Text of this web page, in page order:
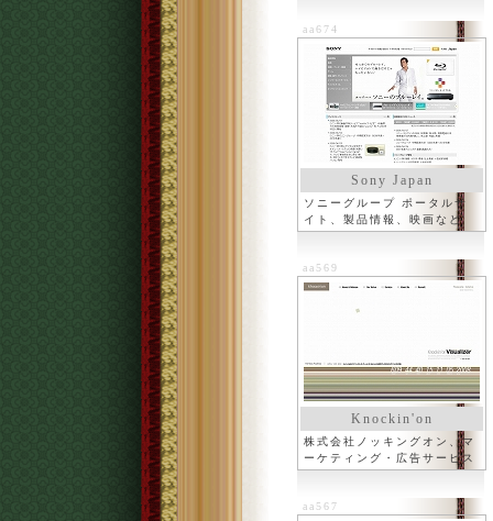
aa674
Sony Japan
ソニーグループ ポータルサ
イト、製品情報、映画など
aa569
Knockin'on
株式会社ノッキングオン、マ
ーケティング・広告サービス
など
aa567